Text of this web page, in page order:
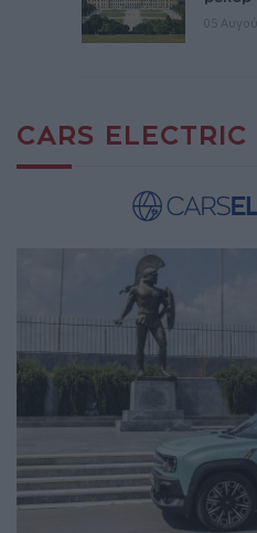
05
CARS ELECTRIC